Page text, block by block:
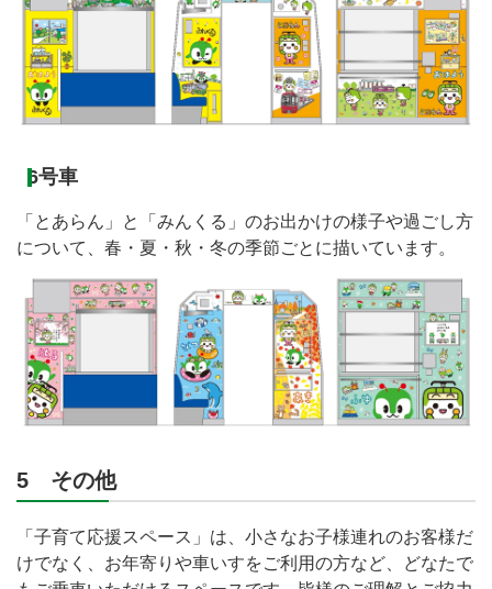
6号車
「とあらん」と「みんくる」のお出かけの様子や過ごし方
について、春・夏・秋・冬の季節ごとに描いています。
5 その他
「子育て応援スペース」は、小さなお子様連れのお客様だ
けでなく、お年寄りや車いすをご利用の方など、どなたで